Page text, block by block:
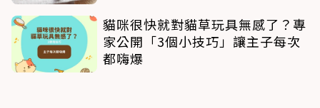
貓咪很快就對貓草玩具無感了？專
家公開「3個小技巧」讓主子每次
都嗨爆